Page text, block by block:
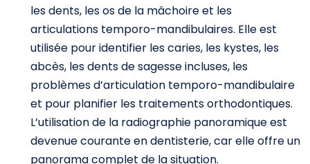
les dents, les os de la mâchoire et les
articulations temporo-mandibulaires. Elle est
utilisée pour identifier les caries, les kystes, les
abcès, les dents de sagesse incluses, les
problèmes d’articulation temporo-mandibulaire
et pour planifier les traitements orthodontiques.
L’utilisation de la radiographie panoramique est
devenue courante en dentisterie, car elle offre un
panorama complet de la situation.